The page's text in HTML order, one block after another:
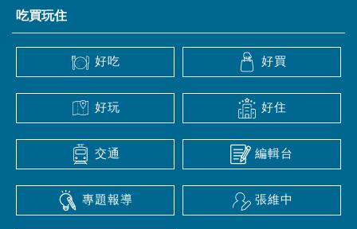
吃買玩住
好吃 好買
好玩 好住
交通 編輯台
專題報導 張維中